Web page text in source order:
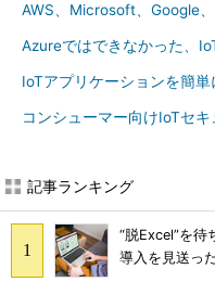
AWS、Microsoft、Google
Azureではできなかった、
IoTアプリケーションを簡
コンシューマー向けIoTセ
記事ランキング
“脱Excel”を
導入を見送っ